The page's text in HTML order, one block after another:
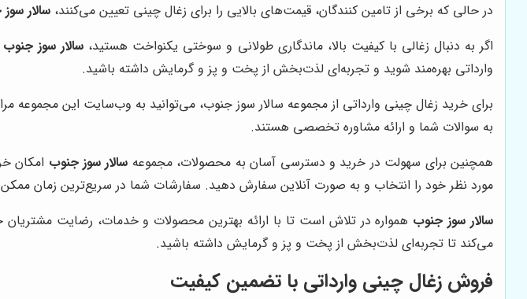
در حالی که برخی از تامین کنندگان، قیمت‌های بالایی را برای زغال چینی تعیین می‌کنند، سالار
اگر به دنبال زغالی با کیفیت بالا، ماندگاری طولانی و سوختی یکنواخت هستید، سالار سوز جنوب
وارداتی بهره‌مند شوید و تجربه‌ای لذت‌بخش از پخت و پز و گرمایش داشته باشید.
برای خرید زغال چینی وارداتی از مجموعه سالار سوز جنوب، می‌توانید به وب‌سایت این مجموعه
به سوالات شما و ارائه مشاوره تخصصی هستند.
همچنین برای سهولت در خرید و دسترسی آسان به محصولات، مجموعه سالار سوز جنوب امکان
مورد نظر خود را انتخاب و به صورت آنلاین سفارش دهید. سفارشات شما در سریع‌ترین زمان
سالار سوز جنوب همواره در تلاش است تا با ارائه بهترین محصولات و خدمات، رضایت
می‌کند تا تجربه‌ای لذت‌بخش از پخت و پز و گرمایش داشته باشید.
فروش زغال چینی وارداتی با تضمین کیفیت